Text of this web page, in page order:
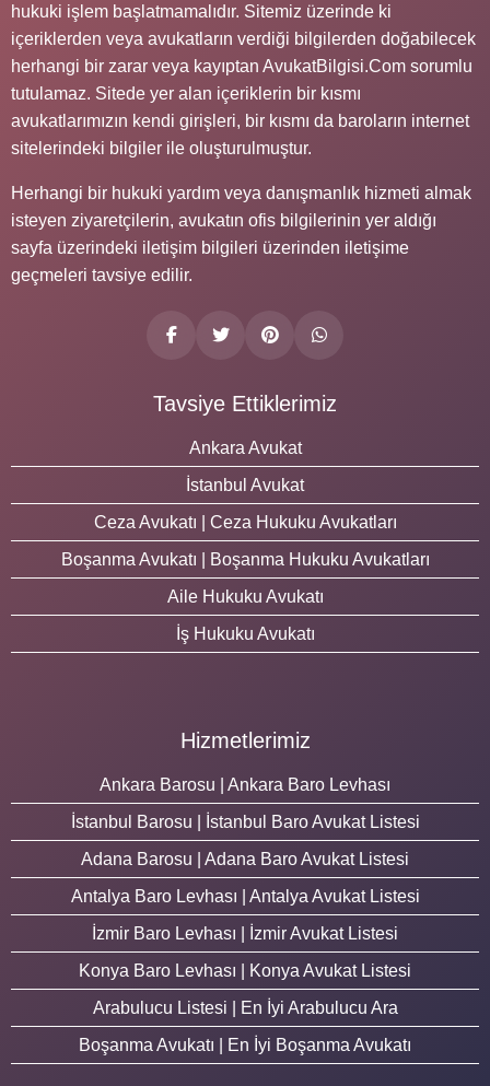
hukuki işlem başlatmamalıdır. Sitemiz üzerinde ki
içeriklerden veya avukatların verdiği bilgilerden doğabilecek
herhangi bir zarar veya kayıptan AvukatBilgisi.Com sorumlu
tutulamaz. Sitede yer alan içeriklerin bir kısmı
avukatlarımızın kendi girişleri, bir kısmı da baroların internet
sitelerindeki bilgiler ile oluşturulmuştur.
Herhangi bir hukuki yardım veya danışmanlık hizmeti almak
isteyen ziyaretçilerin, avukatın ofis bilgilerinin yer aldığı
sayfa üzerindeki iletişim bilgileri üzerinden iletişime
geçmeleri tavsiye edilir.
Tavsiye Ettiklerimiz
Ankara Avukat
İstanbul Avukat
Ceza Avukatı | Ceza Hukuku Avukatları
Boşanma Avukatı | Boşanma Hukuku Avukatları
Aile Hukuku Avukatı
İş Hukuku Avukatı
Hizmetlerimiz
Ankara Barosu | Ankara Baro Levhası
İstanbul Barosu | İstanbul Baro Avukat Listesi
Adana Barosu | Adana Baro Avukat Listesi
Antalya Baro Levhası | Antalya Avukat Listesi
İzmir Baro Levhası | İzmir Avukat Listesi
Konya Baro Levhası | Konya Avukat Listesi
Arabulucu Listesi | En İyi Arabulucu Ara
Boşanma Avukatı | En İyi Boşanma Avukatı